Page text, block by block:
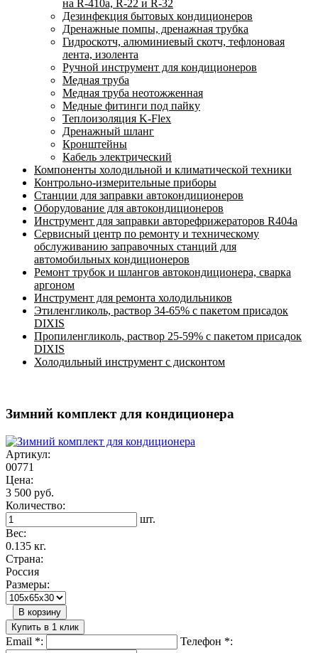
на R-410а, R-22 и R-32
Дезинфекция бытовых кондиционеров
Дренажные помпы, дренажная трубка
Гидроскотч, алюминиевый скотч, тефлоновая
лента, изолента
Ручной инструмент для кондиционеров
Медная труба
Медная труба неотожженная
Медные фитинги под пайку
Теплоизоляция K-Flex
Дренажный шланг
Кронштейны
Кабель электрический
Компоненты холодильной и климатической техники
Контрольно-измерительные приборы
Станции для заправки автокондиционеров
Оборудование для автокондиционеров
Инструмент для заправки авторефрижераторов R404a
Сервисный центр по ремонту и техническому
обслуживанию заправочных станций для
автомобильных кондиционеров
Ремонт трубок и шлангов автокондиционера, сварка
аргоном
Инструмент для ремонта холодильников
Этиленгликоль, раствор 34-65% с пакетом присадок
DIXIS
Пропиленгликоль, раствор 25-59% с пакетом присадок
DIXIS
Холодильный инструмент с дисконтом
Зимний комплект для кондиционера
Артикул:
00771
Цена:
3 500 руб.
Количество:
шт.
Вес:
0.135 кг.
Страна:
Россия
Размеры:
В корзину
Купить в 1 клик
Email *: Телефон *: